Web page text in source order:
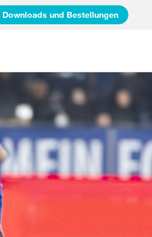
Downloads und Bestellungen